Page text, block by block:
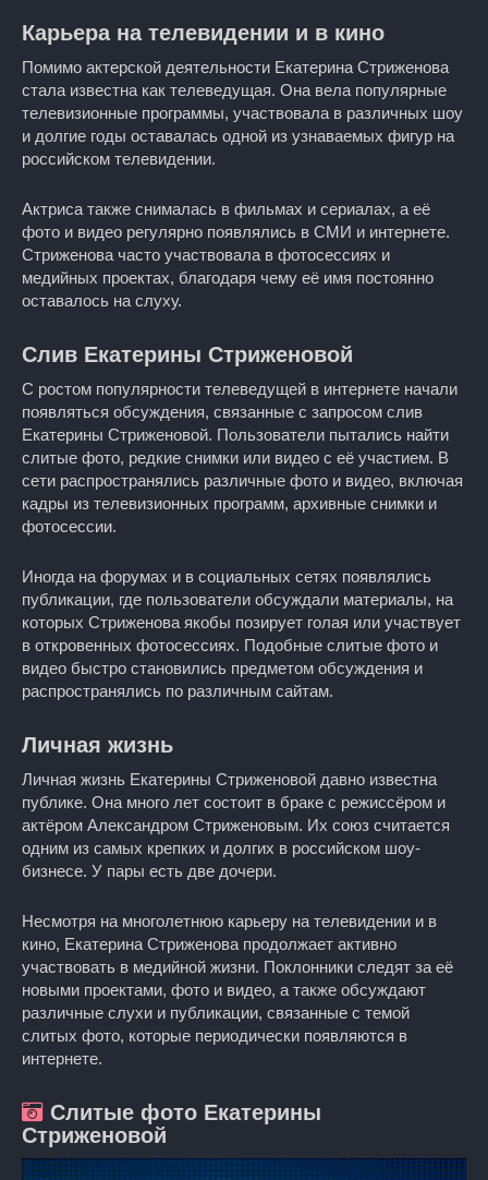
Карьера на телевидении и в кино
Помимо актерской деятельности Екатерина Стриженова
стала известна как телеведущая. Она вела популярные
телевизионные программы, участвовала в различных шоу
и долгие годы оставалась одной из узнаваемых фигур на
российском телевидении.
Актриса также снималась в фильмах и сериалах, а её
фото и видео регулярно появлялись в СМИ и интернете.
Стриженова часто участвовала в фотосессиях и
медийных проектах, благодаря чему её имя постоянно
оставалось на слуху.
Слив Екатерины Стриженовой
С ростом популярности телеведущей в интернете начали
появляться обсуждения, связанные с запросом слив
Екатерины Стриженовой. Пользователи пытались найти
слитые фото, редкие снимки или видео с её участием. В
сети распространялись различные фото и видео, включая
кадры из телевизионных программ, архивные снимки и
фотосессии.
Иногда на форумах и в социальных сетях появлялись
публикации, где пользователи обсуждали материалы, на
которых Стриженова якобы позирует голая или участвует
в откровенных фотосессиях. Подобные слитые фото и
видео быстро становились предметом обсуждения и
распространялись по различным сайтам.
Личная жизнь
Личная жизнь Екатерины Стриженовой давно известна
публике. Она много лет состоит в браке с режиссёром и
актёром Александром Стриженовым. Их союз считается
одним из самых крепких и долгих в российском шоу-
бизнесе. У пары есть две дочери.
Несмотря на многолетнюю карьеру на телевидении и в
кино, Екатерина Стриженова продолжает активно
участвовать в медийной жизни. Поклонники следят за её
новыми проектами, фото и видео, а также обсуждают
различные слухи и публикации, связанные с темой
слитых фото, которые периодически появляются в
интернете.
Слитые фото Екатерины
Стриженовой